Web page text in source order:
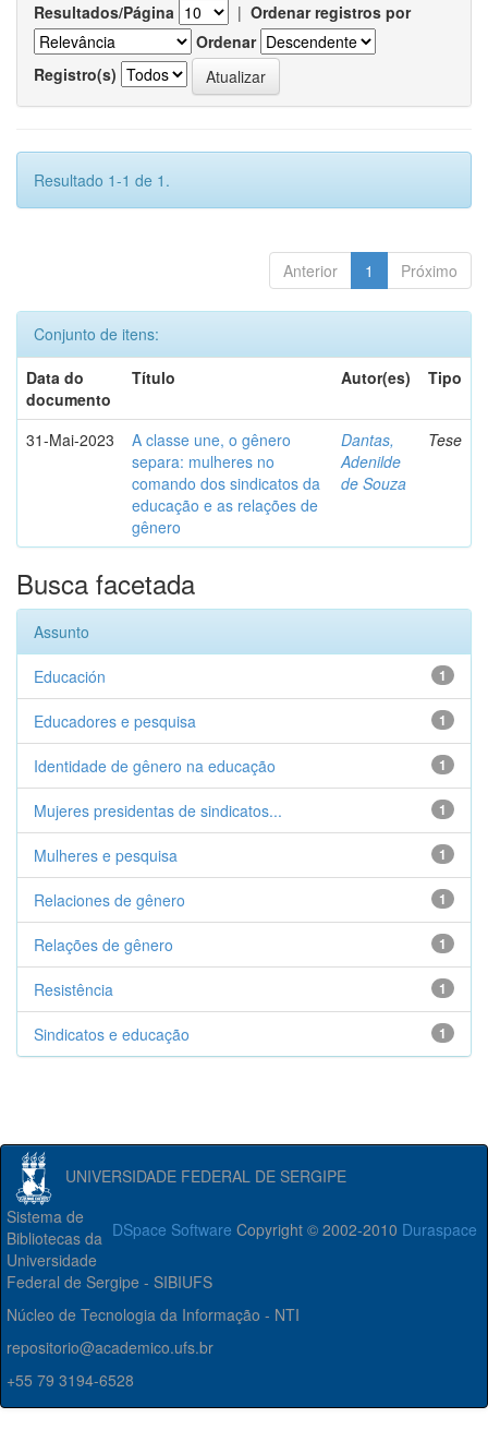
Resultados/Página | Ordenar registros por
Ordenar
Registro(s)
Resultado 1-1 de 1.
Anterior 1 Próximo
Conjunto de itens:
Data do
documento
Título Autor(es) Tipo
31-Mai-2023
A classe une, o gênero
separa: mulheres no
comando dos sindicatos da
educação e as relações de
gênero
Dantas,
Adenilde
de Souza
Tese
Busca facetada
Assunto
1
Educación
1
Educadores e pesquisa
1
Identidade de gênero na educação
1
Mujeres presidentas de sindicatos...
1
Mulheres e pesquisa
1
Relaciones de gênero
1
Relações de gênero
1
Resistência
1
Sindicatos e educação
UNIVERSIDADE FEDERAL DE SERGIPE
DSpace Software Copyright © 2002-2010 Duraspace
Sistema de
Bibliotecas da
Universidade
Federal de Sergipe - SIBIUFS
Núcleo de Tecnologia da Informação - NTI
repositorio@academico.ufs.br
+55 79 3194-6528